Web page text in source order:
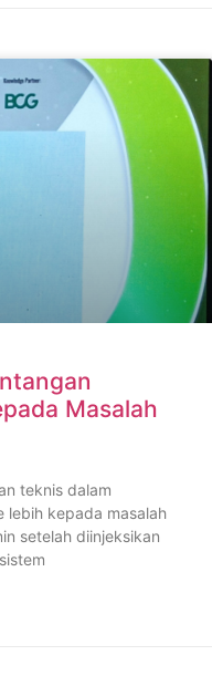
Masalah
teknis dalam
lebih kepada masalah
setelah diinjeksikan